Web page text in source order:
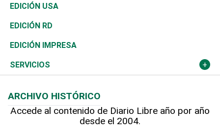
Reportajes
África
Ocenanía
Caribe
Resto del mundo
Vivienda
Telecom.
Global y variable
Economía personal
Buena Vida
Sociales
Novedades
Podcast Arte Libre
Hablando con el pediatra
Ciclismo
Tenis
Olimpismo
Más deportes
Línea de hit
En Directo
El Espía
Noticiero Poteleche
Columnistas
Más firmas
Tecnología
Historia
Martes de tecnología
Cambio climático
Economía
Revista
Deportes
Opinión
Hecho en casa
EDICIÓN USA
EDICIÓN RD
EDICIÓN IMPRESA
SERVICIOS
Cumpleaños
ARCHIVO HISTÓRICO
Accede al contenido de Diario Libre año por año
desde el 2004.